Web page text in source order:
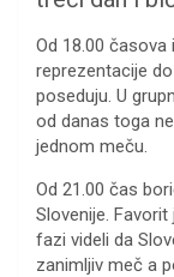
Od 18.00 časova
reprezentacije
poseduju. U
od danas toga
jednom meču.
Od 21.00 čas
Slovenije.
fazi videli da
zanimljiv meč a